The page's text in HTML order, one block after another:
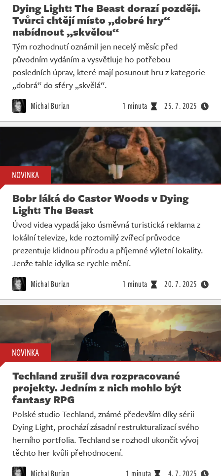
Dying Light: The Beast dorazí později.
Tvůrci chtějí místo „dobré hry“
nabídnout „skvělou“
Tým rozhodnutí oznámil jen necelý měsíc před
původním vydáním a vysvětluje ho potřebou
posledních úprav, které mají posunout hru z kategorie
„dobrá“ do sféry „skvělá“.
Michal Burian 1 minuta 25. 7. 2025
NOVINKA
Bobr láká do Castor Woods v Dying
Light: The Beast
Úvod videa vypadá jako úsměvná turistická reklama z
lokální televize, kde roztomilý zvířecí průvodce
prezentuje klidnou přírodu a příjemné výletní lokality.
Jenže tahle idylka se rychle mění.
Michal Burian 1 minuta 20. 7. 2025
NOVINKA
Techland zrušil dva rozpracované
projekty. Jedním z nich mohlo být
fantasy RPG
Polské studio Techland, známé především díky sérii
Dying Light, prochází zásadní restrukturalizací svého
herního portfolia. Techland se rozhodl ukončit vývoj
těchto her kvůli přehodnocení.